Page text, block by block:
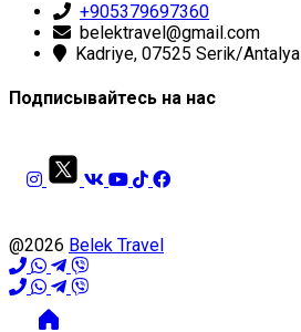
+905379697360
belektravel@gmail.com
Kadriye, 07525 Serik/Antalya
Подписывайтесь на нас
@2026 Belek Travel